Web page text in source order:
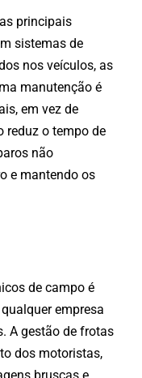
principais
sistemas de
nos veículos, as
manutenção é
em vez de
reduz o tempo de
não
e mantendo os
de campo é
empresa
A gestão de frotas
dos motoristas,
bruscas e